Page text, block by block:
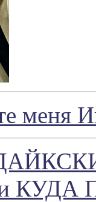
меня
КУДА